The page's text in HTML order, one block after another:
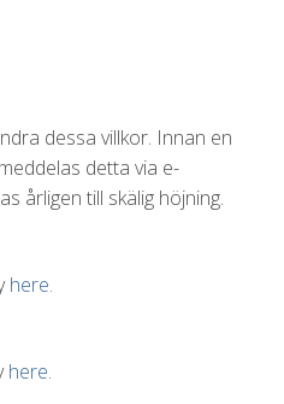
dessa villkor. Innan en
detta via e-
årligen till skälig höjning.
here.
here.